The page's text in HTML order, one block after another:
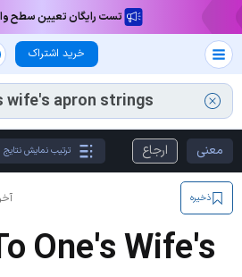
تست رایگان تعیین سطح
خرید اشتراک
معنی ارجاع ترتیب نمایش نتایج
ذخیره
One's Wife's